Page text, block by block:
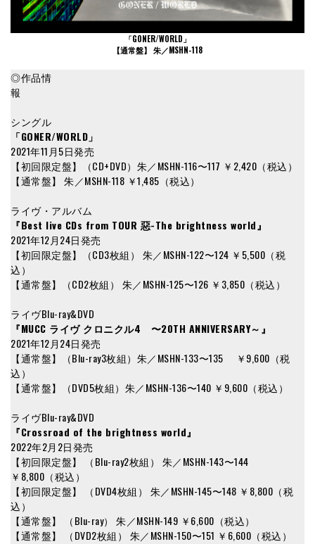
「GONER/WORLD」
【通常盤】 朱／MSHN-118
◎作品情
報
シングル
「GONER/WORLD」
2021年11月5日発売
【初回限定盤】（CD+DVD）朱／MSHN-116〜117 ￥2,420（税込）
【通常盤】 朱／MSHN-118 ￥1,485（税込）
ライヴ・アルバム
『Best live CDs from TOUR 惡-The brightness world』
2021年12月24日発売
【初回限定盤】（CD3枚組） 朱／MSHN-122〜124 ￥5,500（税
込）
【通常盤】（CD2枚組） 朱／MSHN-125〜126 ￥3,850（税込）
ライヴBlu-ray&DVD
『MUCC ライヴ クロニクル4 〜20TH ANNIVERSARY～』
2021年12月24日発売
【通常盤】（Blu-ray3枚組）朱／MSHN-133〜135 ￥9,600（税
込）
【通常盤】（DVD5枚組）朱／MSHN-136〜140 ￥9,600（税込）
ライヴBlu-ray&DVD
『Crossroad of the brightness world』
2022年2月2日発売
【初回限定盤】 （Blu-ray2枚組） 朱／MSHN-143〜144
￥8,800（税込）
【初回限定盤】 （DVD4枚組） 朱／MSHN-145〜148 ￥8,800（税
込）
【通常盤】 （Blu-ray） 朱／MSHN-149 ￥6,600（税込）
【通常盤】 （DVD2枚組） 朱／MSHN-150〜151 ￥6,600（税込）